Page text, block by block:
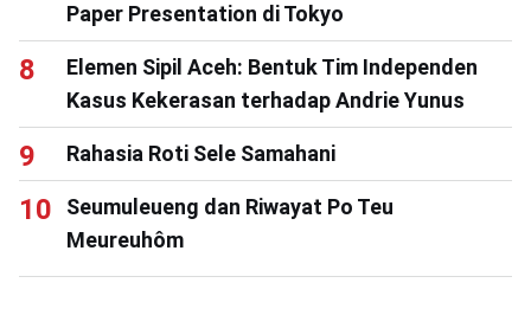
Paper Presentation di Tokyo
Elemen Sipil Aceh: Bentuk Tim Independen
Kasus Kekerasan terhadap Andrie Yunus
Rahasia Roti Sele Samahani
Seumuleueng dan Riwayat Po Teu
Meureuhôm